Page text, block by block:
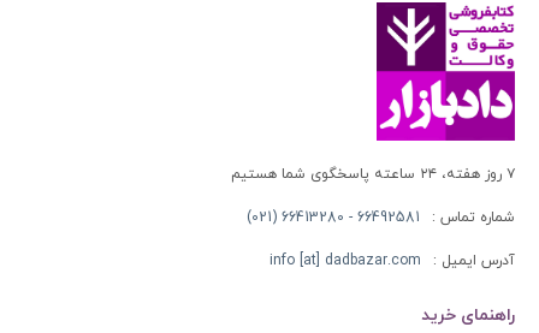
۷ روز هفته، ۲۴ ساعته پاسخگوی شما هستیم
شماره تماس : 66492581 - 66413280 (021)
آدرس ایمیل : info [at] dadbazar.com
راهنمای خرید